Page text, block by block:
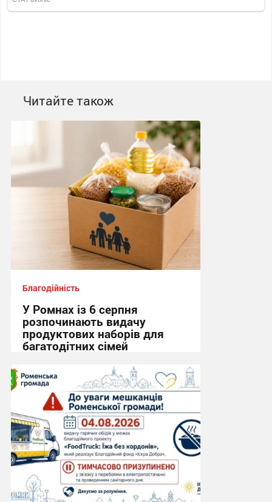
Читайте також
Благодійність
У Ромнах із 6 серпня
розпочинають видачу
продуктових наборів для
багатодітних сімей
10:07, 6.08.2026